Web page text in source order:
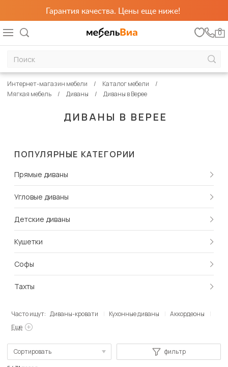
Гарантия качества. Цены еще ниже!
0
ДИВАНЫ В ВЕРЕЕ
Интернет-магазин мебели
Каталог мебели
Мягкая мебель
Диваны Диваны в Верее
ПОПУЛЯРНЫЕ КАТЕГОРИИ
Прямые диваны
Угловые диваны
Детские диваны
Кушетки
Софы
Тахты
Часто ищут: Диваны-кровати Кухонные диваны
Аккордеоны
Еще
Сортировать
фильтр